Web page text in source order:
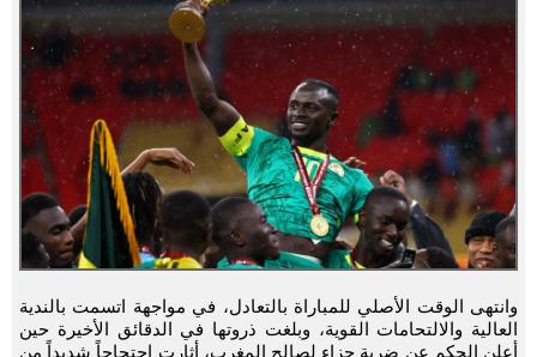
وانتهى الوقت الأصلي للمباراة بالتعادل، في مواجهة اتسمت بالندية
العالية والالتحامات القوية، وبلغت ذروتها في الدقائق الأخيرة حين
أعلن الحكم عن ضربة جزاء لصالح المغرب، أثارت احتجاجاً شديداً من